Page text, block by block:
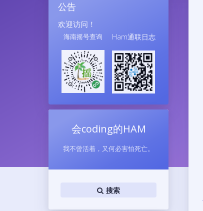
公告
欢迎访问！
海南摇号查询 Ham通联日志
会coding的HAM
我不曾活着，又何必害怕死亡。
搜索